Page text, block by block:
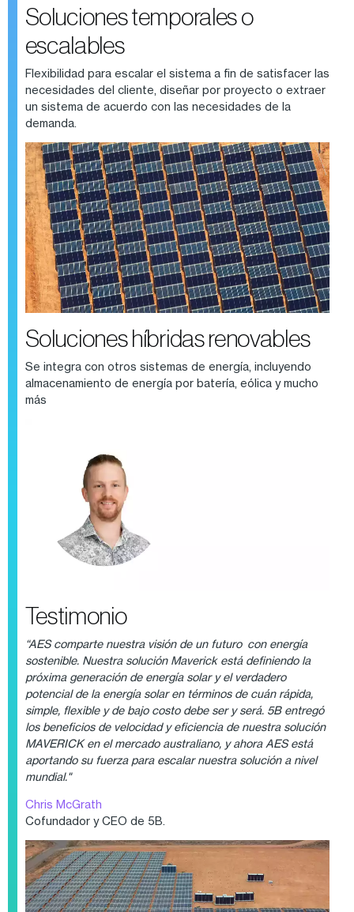
Soluciones temporales o
escalables
Flexibilidad para escalar el sistema a fin de satisfacer las
necesidades del cliente, diseñar por proyecto o extraer
un sistema de acuerdo con las necesidades de la
demanda.
Soluciones híbridas renovables
Se integra con otros sistemas de energía, incluyendo
almacenamiento de energía por batería, eólica y mucho
más
Testimonio
“AES comparte nuestra visión de un futuro con energía
sostenible. Nuestra solución Maverick está definiendo la
próxima generación de energía solar y el verdadero
potencial de la energía solar en términos de cuán rápida,
simple, flexible y de bajo costo debe ser y será. 5B entregó
los beneficios de velocidad y eficiencia de nuestra solución
MAVERICK en el mercado australiano, y ahora AES está
aportando su fuerza para escalar nuestra solución a nivel
mundial."
Chris McGrath
Cofundador y CEO de 5B.